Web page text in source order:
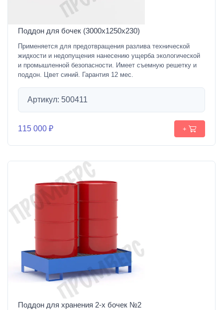
Поддон для бочек (3000х1250х230)
Применяется для предотвращения разлива технической
жидкости и недопущения нанесению ущерба экологической
и промышленной безопасности. Имеет съемную решетку и
поддон. Цвет синий. Гарантия 12 мес.
Артикул: 500411
115 000 ₽ +
Поддон для хранения 2-х бочек №2